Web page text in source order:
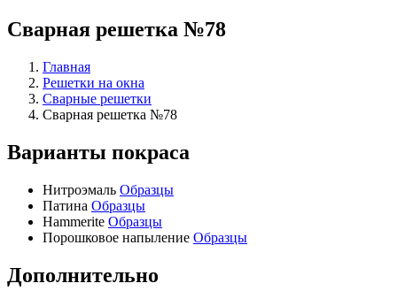
Сварная решетка №78
Главная
Решетки на окна
Сварные решетки
Сварная решетка №78
Варианты покраса
Нитроэмаль Образцы
Патина Образцы
Hammerite Образцы
Порошковое напыление Образцы
Дополнительно